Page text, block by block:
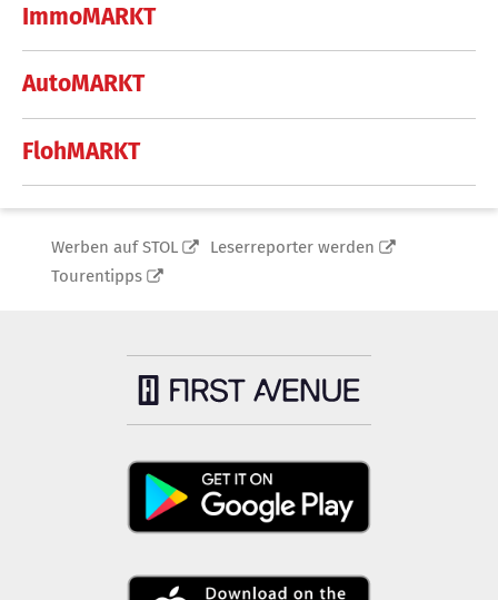
ImmoMARKT
AutoMARKT
FlohMARKT
Werben auf STOL
Leserreporter werden
Tourentipps